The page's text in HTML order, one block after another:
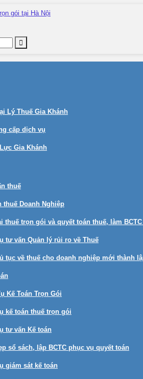
Lý Thuế Gia Khánh
cấp dịch vụ
Gia Khánh
thuế
thuế Doanh Nghiệp
thuế trọn gói và quyết toán thuế, làm
tư vấn Quản lý rủi ro về Thuế
tục về thuế cho doanh nghiệp mới thành
Kế Toán Trọn Gói
kế toán thuế trọn gói
tư vấn Kế toán
sổ sách, lập BCTC phục vụ quyết toán
giám sát kế toán